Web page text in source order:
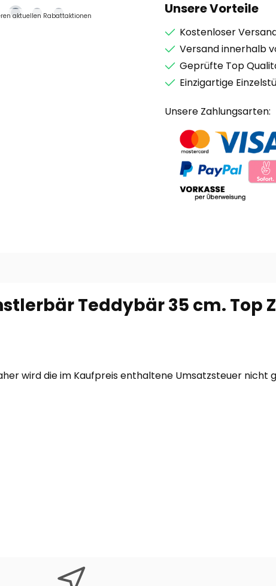
aktuellen Rabattaktionen Unsere Vorteile
Kostenloser
Versand innerhalb
Geprüfte Top
Einzigartige
Unsere Zahlungsarten:
Teddybär 35 cm. Top
wird die im Kaufpreis enthaltene Umsatzsteuer nicht